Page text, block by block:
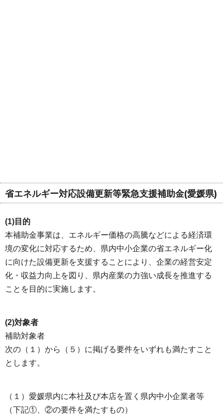
省エネルギー対応設備更新等緊急支援補助金(愛媛県)
(1)目的
本補助金事業は、エネルギー価格の高騰などによる経済環
境の変化に対応するため、県内中小企業の省エネルギー化
に向けた設備更新を支援することにより、企業の経営安定
化・収益力向上を図り、県内産業の力強い成長を推進する
ことを目的に実施します。
(2)対象者
補助対象者
次の（１）から（５）に掲げる要件をいずれも満たすこと
とします。
（１）愛媛県内に本社及び本店を置く県内中小企業者等
（下記①、②の要件を満たすもの）